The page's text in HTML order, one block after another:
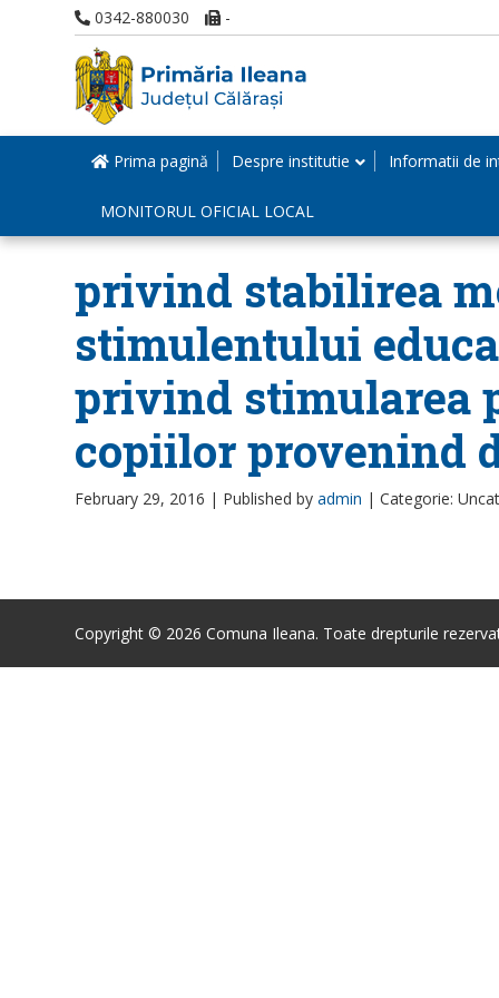
0342-880030 -
Prima pagină Despre institutie Informatii de
MONITORUL OFICIAL LOCAL
privind stabilirea
stimulentului
privind stimularea
copiilor provenind
February 29, 2016 | Published by admin | Categorie:
Copyright © 2026 Comuna Ileana. Toate drepturile